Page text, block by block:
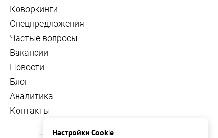
Коворкинги
Спецпредложения
Частые вопросы
Вакансии
Новости
Блог
Аналитика
Контакты
Настройки Cookie